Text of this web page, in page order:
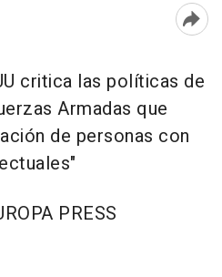
critica las políticas de
Armadas que
de personas con
PRESS